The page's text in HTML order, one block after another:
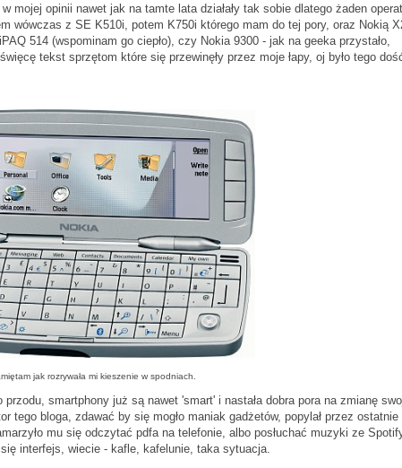
mojej opinii nawet jak na tamte lata działały tak sobie dlatego żaden
wówczas z SE K510i, potem K750i którego mam do tej pory, oraz Nokią
514 (wspominam go ciepło), czy Nokia 9300 - jak na geeka przystało,
tekst sprzętom które się przewinęły przez moje łapy, oj było tego
jak rozrywała mi kieszenie w spodniach.
smartphony już są nawet 'smart' i nastała dobra pora na zmianę
tego bloga, zdawać by się mogło maniak gadżetów, popylał przez ostatnie
mu się odczytać pdfa na telefonie, albo posłuchać muzyki ze
interfejs, wiecie - kafle, kafelunie, taka sytuacja.